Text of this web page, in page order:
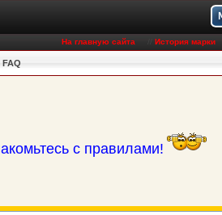
На главную сайта История марки
FAQ
с правилами!